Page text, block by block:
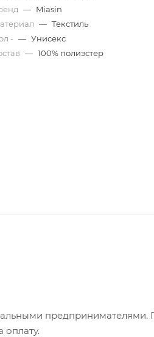
— Miasin
— Текстиль
- — Унисекс
— 100% полиэстер
предпринимателями.
оплату.